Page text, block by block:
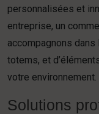
personnalisées et
entreprise, un
accompagnons dans
totems, et
votre environnement.
Solutions